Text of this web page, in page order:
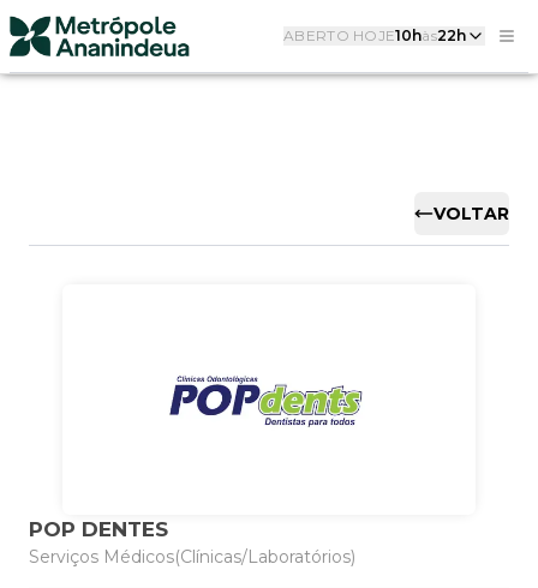
ABERTO HOJE10hàs22h
VOLTAR
POP DENTES
Serviços Médicos(Clínicas/Laboratórios)